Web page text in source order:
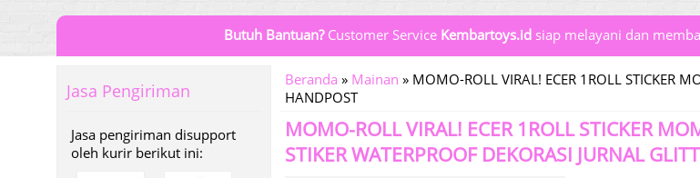
Butuh Bantuan?Customer Service Kembartoys.idsiap melayani dan
Beranda » Mainan » MOMO-ROLL VIRAL! ECER 1ROLL STICKER
HANDPOST
MOMO-ROLL VIRAL! ECER 1ROLL STICKER
STIKER WATERPROOF DEKORASI JURNAL
Jasa Pengiriman
Jasa pengiriman disupport
oleh kurir berikut ini: